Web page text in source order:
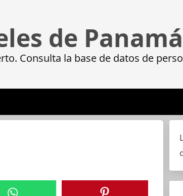
de Panamá
Consulta la base de datos de